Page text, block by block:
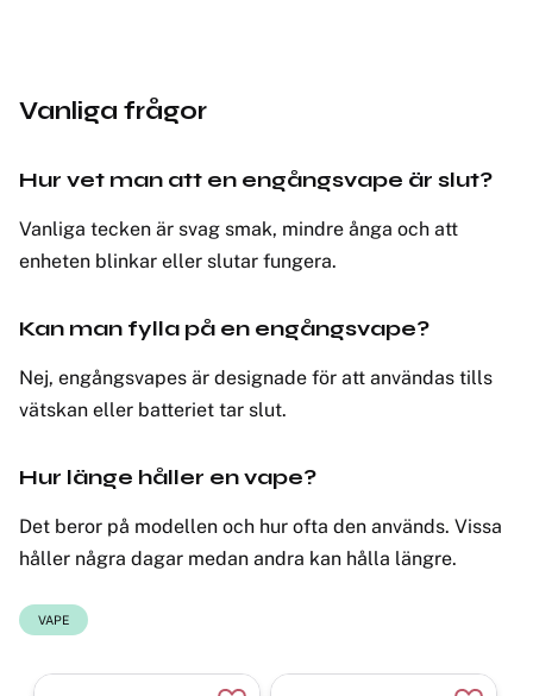
Vanliga frågor
Hur vet man att en engångsvape är slut?
Vanliga tecken är svag smak, mindre ånga och att
enheten blinkar eller slutar fungera.
Kan man fylla på en engångsvape?
Nej, engångsvapes är designade för att användas tills
vätskan eller batteriet tar slut.
Hur länge håller en vape?
Det beror på modellen och hur ofta den används. Vissa
håller några dagar medan andra kan hålla längre.
VAPE